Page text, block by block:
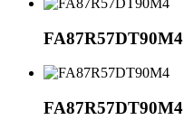
FA87R57DT90M4
FA87R57DT90M4